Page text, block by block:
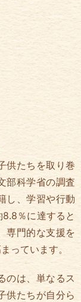
供たちを取り巻
部科学省の調査
し、学習や行動
％に達すると
専門的な支援を
っています。
のは、単なるス
供たちが自分ら